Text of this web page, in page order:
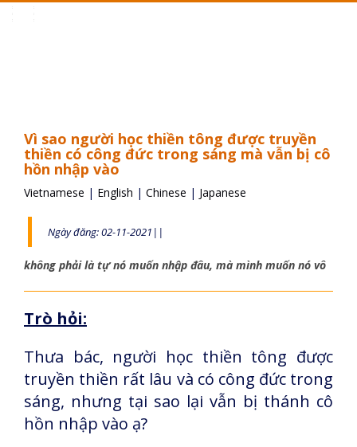
Vì sao người học thiền tông được truyền
thiền có công đức trong sáng mà vẫn bị cô
hồn nhập vào
Vietnamese | English | Chinese | Japanese
Ngày đăng: 02-11-2021||
không phải là tự nó muốn nhập đâu, mà mình muốn nó vô
Trò hỏi:
Thưa bác, người học thiền tông được
truyền thiền rất lâu và có công đức trong
sáng, nhưng tại sao lại vẫn bị thánh cô
hồn nhập vào ạ?